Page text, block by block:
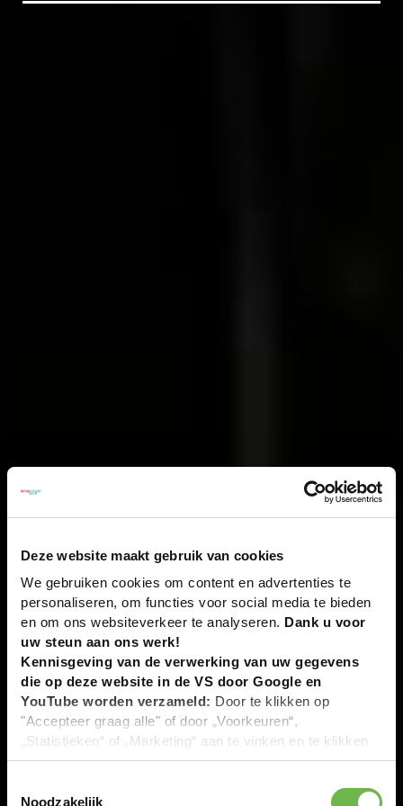
Deze website maakt gebruik van cookies
We gebruiken cookies om content en advertenties te
personaliseren, om functies voor social media te bieden
en om ons websiteverkeer te analyseren. Dank u voor
uw steun aan ons werk!
Kennisgeving van de verwerking van uw gegevens
die op deze website in de VS door Google en
YouTube worden verzameld: Door te klikken op
"Accepteer graag alle" of door „Voorkeuren“,
„Statistieken“ of „Marketing“ aan te vinken en te klikken
op "Selectie handmatig instellen", stemt u er ook mee in
overeenstemming met Art. 49 (1) zin 1 lit. a DSGVO. De
Noodzakelijk